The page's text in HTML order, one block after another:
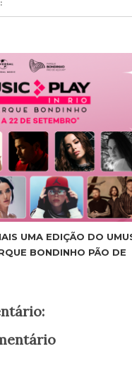
UMA EDIÇÃO DO
BONDINHO PÃO DE